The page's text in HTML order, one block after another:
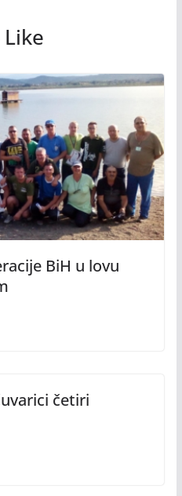
BiH u lovu
četiri